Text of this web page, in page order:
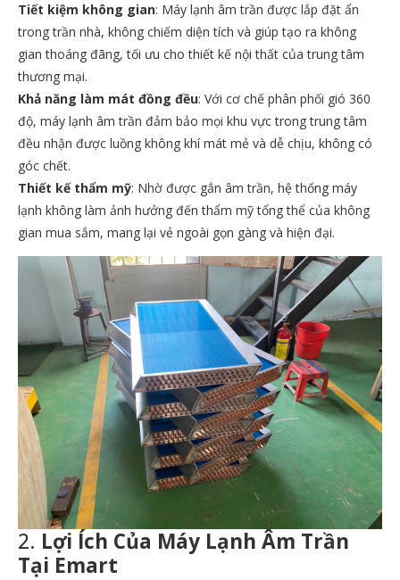
Tiết kiệm không gian: Máy lạnh âm trần được lắp đặt ẩn
trong trần nhà, không chiếm diện tích và giúp tạo ra không
gian thoáng đãng, tối ưu cho thiết kế nội thất của trung tâm
thương mại.
Khả năng làm mát đồng đều: Với cơ chế phân phối gió 360
độ, máy lạnh âm trần đảm bảo mọi khu vực trong trung tâm
đều nhận được luồng không khí mát mẻ và dễ chịu, không có
góc chết.
Thiết kế thẩm mỹ: Nhờ được gắn âm trần, hệ thống máy
lạnh không làm ảnh hưởng đến thẩm mỹ tổng thể của không
gian mua sắm, mang lại vẻ ngoài gọn gàng và hiện đại.
2. Lợi Ích Của Máy Lạnh Âm Trần
Tại Emart